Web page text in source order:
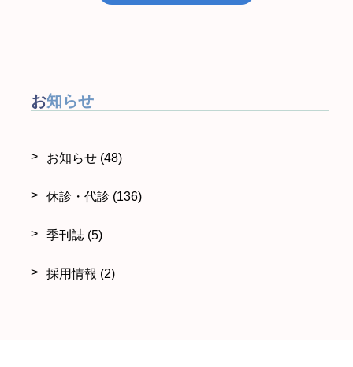
お知らせ
お知らせ (48)
休診・代診 (136)
季刊誌 (5)
採用情報 (2)